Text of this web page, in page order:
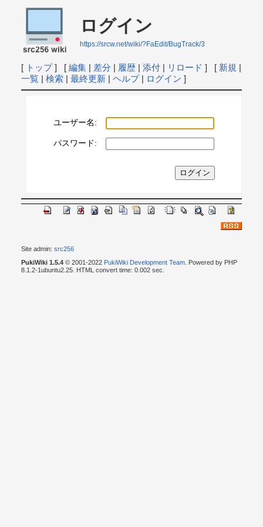
ログイン
https://srcw.net/wiki/?FaEdit/BugTrack/3
[ トップ] [ 編集| 差分 | 履歴| 添付| リロード ] [ 新規 |
一覧| 検索| 最終更新| ヘルプ| ログイン ]
ユーザー名:
パスワード:
Site admin: src256
PukiWiki 1.5.4© 2001-2022 PukiWiki Development Team. Powered by PHP
8.1.2-1ubuntu2.25. HTML convert time: 0.002 sec.